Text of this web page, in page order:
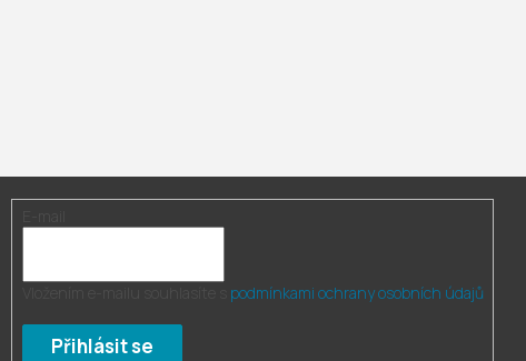
podmínkami ochrany osobních údajů
Přihlásit se